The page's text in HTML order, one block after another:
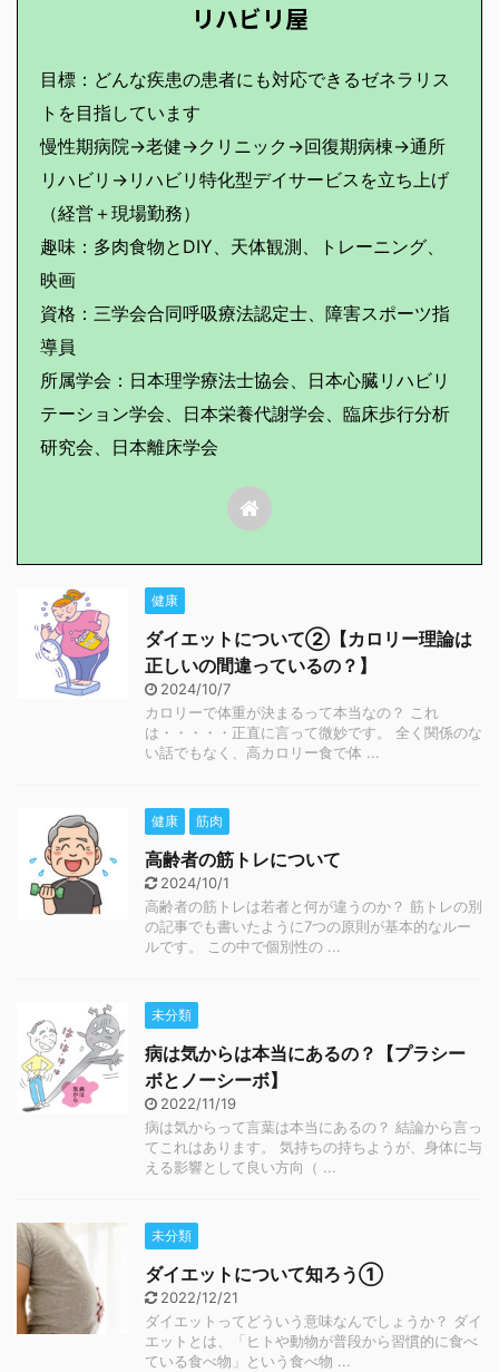
リハビリ屋
目標：どんな疾患の患者にも対応できるゼネラリス
トを目指しています
慢性期病院→老健→クリニック→回復期病棟→通所
リハビリ→リハビリ特化型デイサービスを立ち上げ
（経営＋現場勤務）
趣味：多肉食物とDIY、天体観測、トレーニング、
映画
資格：三学会合同呼吸療法認定士、障害スポーツ指
導員
所属学会：日本理学療法士協会、日本心臓リハビリ
テーション学会、日本栄養代謝学会、臨床歩行分析
研究会、日本離床学会
健康
ダイエットについて②【カロリー理論は
正しいの間違っているの？】
2024/10/7
カロリーで体重が決まるって本当なの？ これ
は・・・・・正直に言って微妙です。 全く関係のな
い話でもなく、高カロリー食で体 ...
健康 筋肉
高齢者の筋トレについて
2024/10/1
高齢者の筋トレは若者と何が違うのか？ 筋トレの別
の記事でも書いたように7つの原則が基本的なルー
ルです。 この中で個別性の ...
未分類
病は気からは本当にあるの？【プラシー
ボとノーシーボ】
2022/11/19
病は気からって言葉は本当にあるの？ 結論から言っ
てこれはあります。 気持ちの持ちようが、身体に与
える影響として良い方向（ ...
未分類
ダイエットについて知ろう①
2022/12/21
ダイエットってどういう意味なんでしょうか？ ダイ
エットとは、「ヒトや動物が普段から習慣的に食べ
ている食べ物」という食べ物 ...